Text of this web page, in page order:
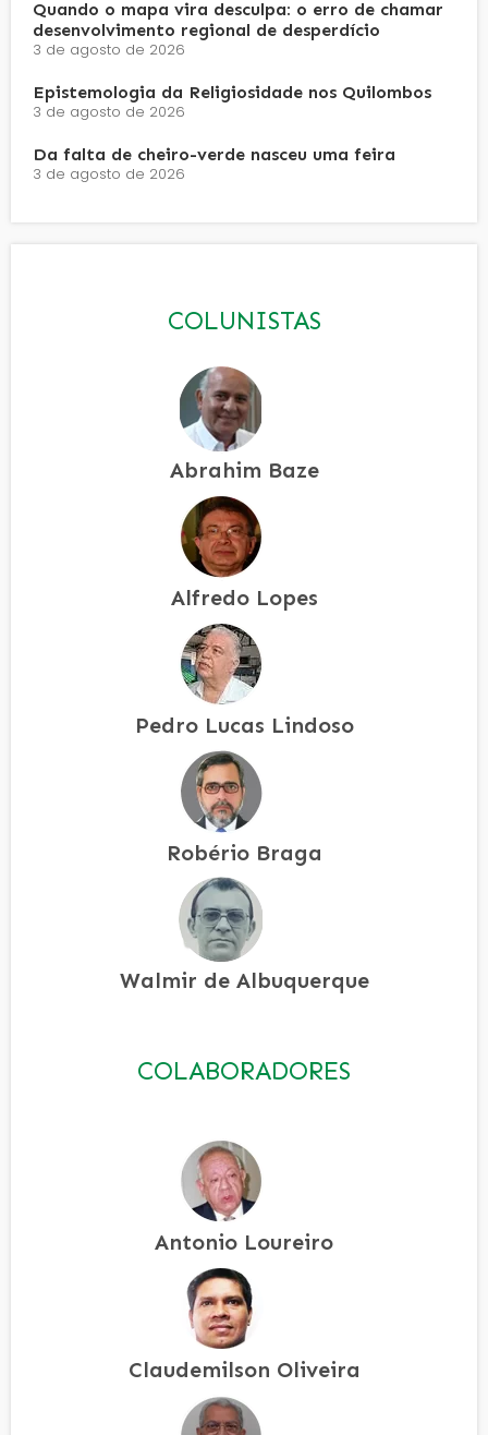
Quando o mapa vira desculpa: o erro de chamar
desenvolvimento regional de desperdício
3 de agosto de 2026
Epistemologia da Religiosidade nos Quilombos
3 de agosto de 2026
Da falta de cheiro-verde nasceu uma feira
3 de agosto de 2026
COLUNISTAS
Abrahim Baze
Alfredo Lopes
Pedro Lucas Lindoso
Robério Braga
Walmir de Albuquerque
COLABORADORES
Antonio Loureiro
Claudemilson Oliveira